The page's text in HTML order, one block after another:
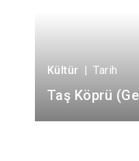
Kültür | Tarih
Taş Köprü